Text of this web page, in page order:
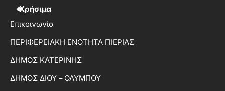
Χρήσιμα
Επικοινωνία
ΠΕΡΙΦΕΡΕΙΑΚΗ ΕΝΟΤΗΤΑ ΠΙΕΡΙΑΣ
ΔΗΜΟΣ ΚΑΤΕΡΙΝΗΣ
ΔΗΜΟΣ ΔΙΟΥ – ΟΛΥΜΠΟΥ